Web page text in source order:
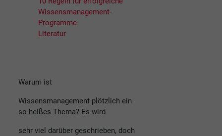
Wissensmanagement-
Programme
Literatur
Warum ist
Wissensmanagement plötzlich ein
so heißes Thema? Es wird
sehr viel darüber geschrieben, doch